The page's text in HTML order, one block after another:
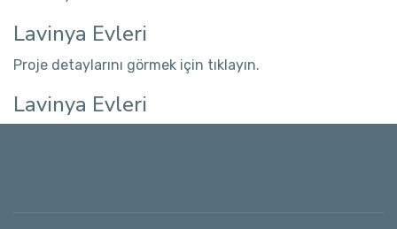
Lavinya Evleri
Proje detaylarını görmek için tıklayın.
Lavinya Evleri